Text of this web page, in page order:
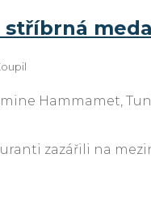
stříbrná
Hammamet,
zazářili na